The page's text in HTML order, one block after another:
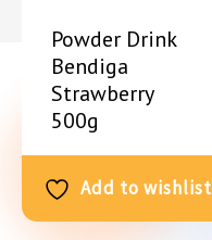
Powder Drink
Bendiga
Strawberry
500g
Add to wishlist